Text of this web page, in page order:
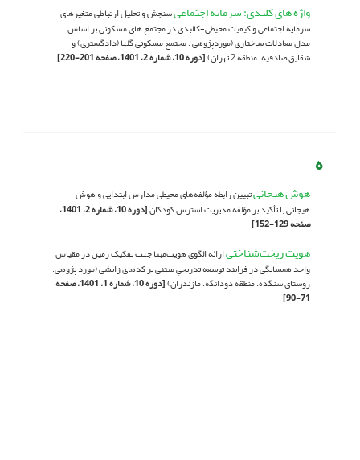
واژه های کلیدی: سرمایه اجتماعیسنجش و تحلیل ارتباطی متغیرهای
سرمایه اجتماعی و کیفیت محیطی-کالبدی در مجتمع های مسکونی بر اساس
مدل معادلات ساختاری (موردپژوهی : مجتمع مسکونی گلها (دادگستری) و
شقایق صادقیه، منطقه 2 تهران)
[دوره 10، شماره 2، 1401، صفحه 201-220]
ه
هوش هیجانیتبیین رابطه مؤلفه‌های محیطی مدارس ابتدایی و هوش
هیجانی با تأکید بر مؤلفه مدیریت استرس کودکان
[دوره 10، شماره 2، 1401،
صفحه 129-152]
هویت ریخت‌شناختیارائه الگوی هویت‌مبنا جهت تفکیک زمین در مقیاس
واحد همسایگی در فرایند توسعه تدریجیِ مبتنی بر کدهای زایشی (مورد پژوهی:
روستای سنگده، منطقه دودانگه، مازندران)
[دوره 10، شماره 1، 1401، صفحه
71-90]